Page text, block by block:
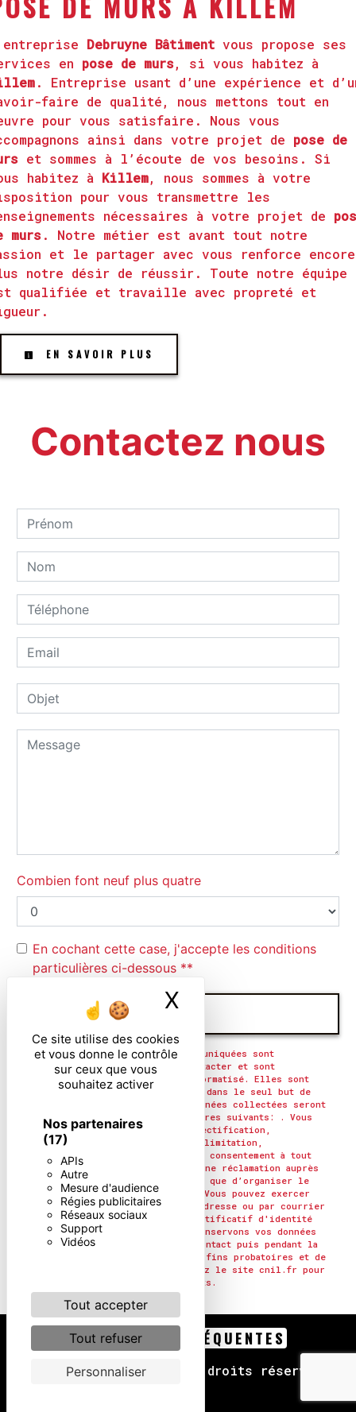
Ce site utilise des cookies
et vous donne le contrôle
sur ceux que vous
souhaitez activer
Nos partenaires
(17)
APIs
Autre
Mesure d'audience
Régies publicitaires
Réseaux sociaux
Support
Vidéos
Tout accepter
Tout refuser
Personnaliser
X Masquer le
Debruyne Bâtiment vous propose ses
en pose de murs, si vous habitez à
. Entreprise usant d’une expérience et
faire de qualité, nous mettons tout en
pour vous satisfaire. Nous vous
ainsi dans votre projet de pose de
et sommes à l’écoute de vos besoins. Si
habitez à Killem, nous sommes à votre
pour vous transmettre les
nécessaires à votre projet de
murs . Notre métier est avant tout notre
et le partager avec vous renforce encore
notre désir de réussir. Toute notre équipe
qualifiée et travaille avec propreté et
EN SAVOIR PLUS
Contactez nous
Combien font neuf plus quatre
En cochant cette case, j'accepte les conditions
particulières ci-dessous **
** Les données personnelles communiquées sont
nécessaires aux fins de vous contacter et sont
enregistrées dans un fichier informatisé. Elles sont
destinées à et ses sous-traitants dans le seul but de
répondre à votre message. Les données collectées seront
communiquées aux seuls destinataires suivants: . Vous
disposez de droits d’accès, de rectification,
d’effacement, de portabilité, de limitation,
d’opposition, de retrait de votre consentement à tout
moment et du droit d’introduire une réclamation auprès
d’une autorité de contrôle, ainsi que d’organiser le
sort de vos données post-mortem. Vous pouvez exercer
ces droits par voie postale à l'adresse ou par courrier
électronique à l'adresse . Un justificatif d'identité
pourra vous être demandé. Nous conservons vos données
pendant la période de prise de contact puis pendant la
durée de prescription légale aux fins probatoires et de
gestion des contentieux. Consultez le site cnil.fr pour
plus d’informations sur vos droits.
RECHERCHES FRÉQUENTES
Vistalid- 2026 - Tous droits réservés -